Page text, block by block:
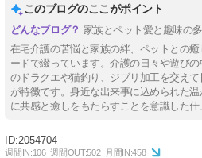
このブログのここがポイント
家族とペット愛と趣味の
在宅介護の苦悩と家族の絆、ペットとの
ードで綴っています。介護の日々や遊び
のドラクエや猫釣り、ジブリ加工を交え
が特徴です。身近な出来事に込められた
に共感と癒しをもたらすことを意識した仕
2054704
週間IN:106 週間OUT:502 月間IN:458